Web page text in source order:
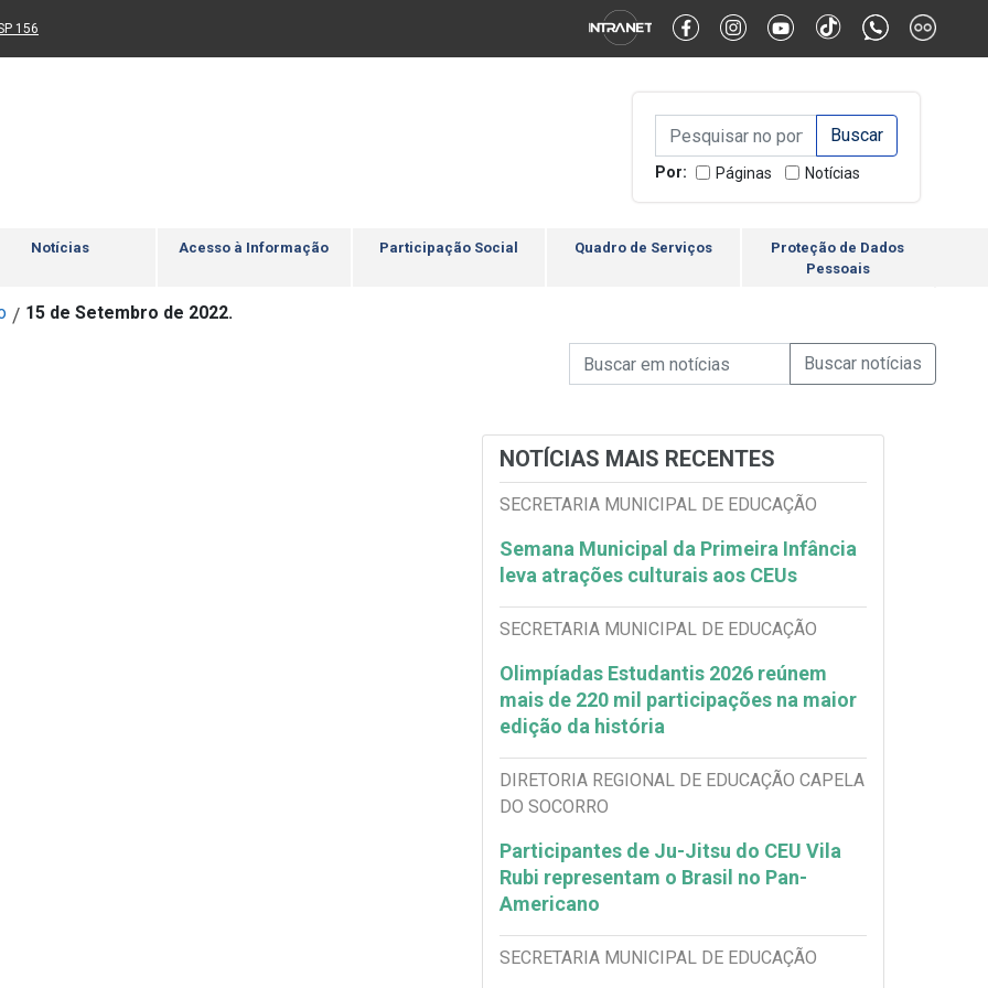
Ir para rodapé Alternar Alto Contraste Alternar Tamanho da Fonte
para um novo sítio)
156
Campo de Busca de
Campo de Busca de informaçõesEnviar a Busca
Por: Páginas Notícias
Notícias Acesso à Informação Participação Social Quadro de Serviços
Proteção de Dados
Pessoais
/ 15 de Setembro de 2022.
Campo de Busca de Notícias
Campo de Busca de informaçõesEnviar a Busca de
NOTÍCIAS MAIS RECENTES
SECRETARIA MUNICIPAL DE EDUCAÇÃO
Semana Municipal da Primeira Infância
leva atrações culturais aos CEUs
SECRETARIA MUNICIPAL DE EDUCAÇÃO
Olimpíadas Estudantis 2026 reúnem
mais de 220 mil participações na maior
edição da história
DIRETORIA REGIONAL DE EDUCAÇÃO CAPELA
DO SOCORRO
Participantes de Ju-Jitsu do CEU Vila
Rubi representam o Brasil no Pan-
Americano
SECRETARIA MUNICIPAL DE EDUCAÇÃO